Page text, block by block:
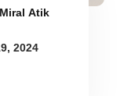
Miral Atik
2024